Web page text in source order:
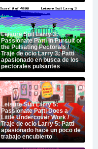
Leisure Suit Larry 3:
Passionate Patti in Pursuit of
the Pulsating Pectorals /
Traje de ocio Larry 3: Patti
apasionado en busca de los
pectorales pulsantes
Leisure Suit Larry 5:
Passionate Patti Does a
Little Undercover Work /
Traje de ocio Larry 5: Patti
apasionado hace un poco de
trabajo encubierto